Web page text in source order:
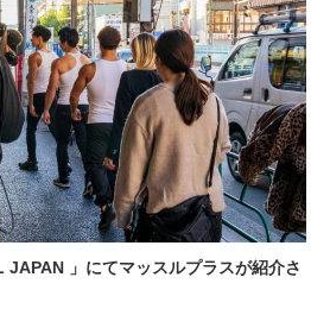
JAPAN 」にてマッスルプラスが紹介さ